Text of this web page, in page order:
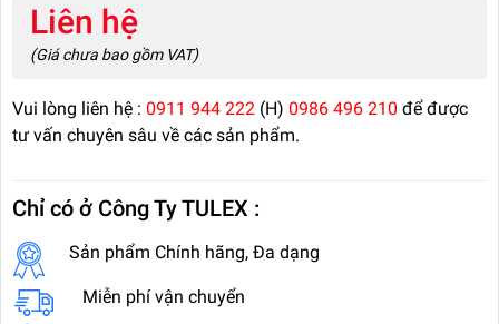
Liên hệ
(Giá chưa bao gồm VAT)
Vui lòng liên hệ : 0911 944 222 (H) 0986 496 210 để được
tư vấn chuyên sâu về các sản phẩm.
Chỉ có ở Công Ty TULEX :
Sản phẩm Chính hãng, Đa dạng
Miễn phí vận chuyển